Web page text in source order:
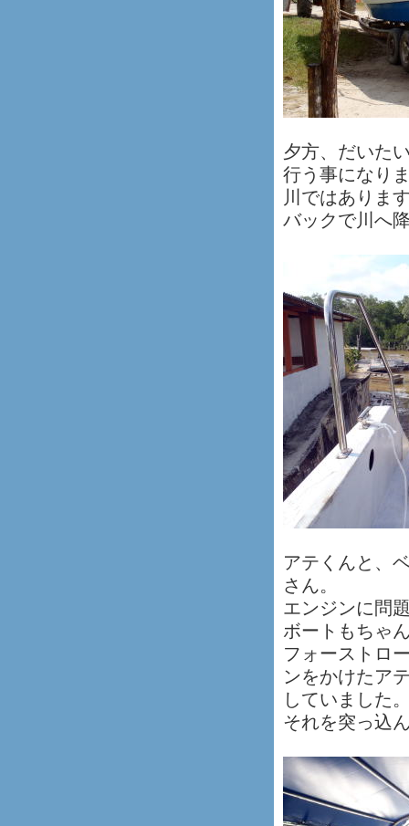
夕方、だいた
行う事になり
川ではありま
バックで川へ
アテくんと、
さん。
エンジンに問
ボートもちゃ
フォーストロ
ンをかけたア
していました
それを突っ込